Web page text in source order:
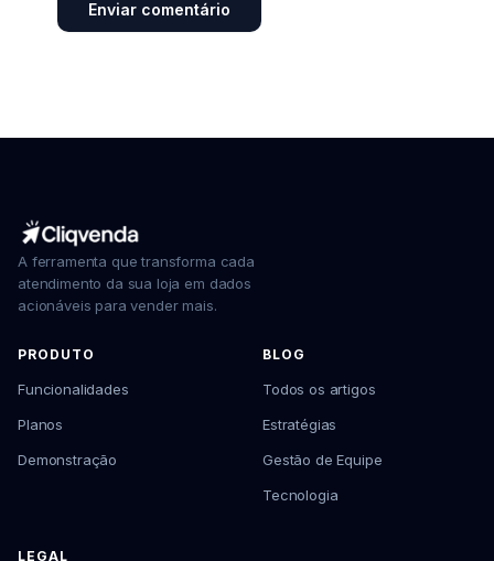
A ferramenta que transforma cada
atendimento da sua loja em dados
acionáveis para vender mais.
PRODUTO
Funcionalidades
Planos
Demonstração
BLOG
Todos os artigos
Estratégias
Gestão de Equipe
Tecnologia
LEGAL